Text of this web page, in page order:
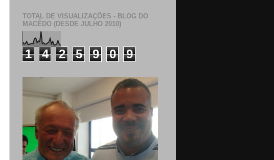
TOTAL DE VISUALIZAÇÕES - BLOG DO
MACÊDO (DESDE JULHO 2010)
1 4 2 5 9 0 9